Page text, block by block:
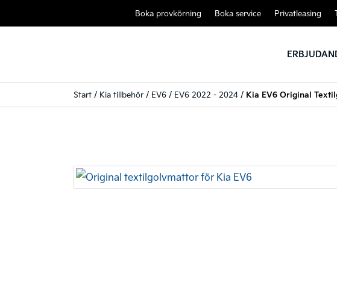
Boka provkörning Boka service Privatleasing
Start / Kia tillbehör / EV6 / EV6 2022 - 2024 / Kia EV6 Original